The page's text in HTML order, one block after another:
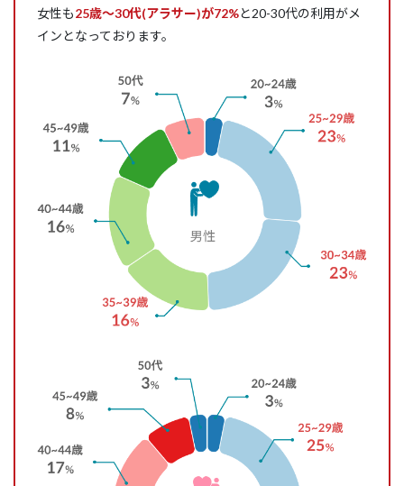
女性も25歳～30代(アラサー)が72%と20-30代の利用がメ
インとなっております。